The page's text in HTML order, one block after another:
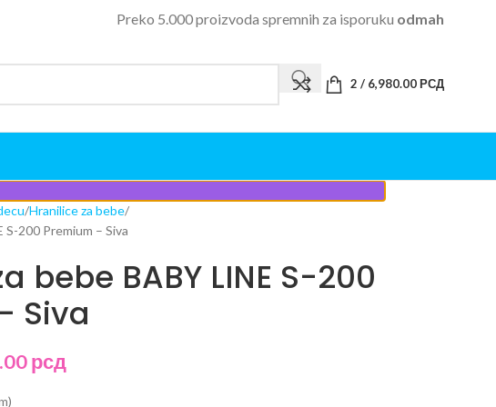
Preko 5.000 proizvoda spremnih za isporuku odmah
2 / 6,980.00РСД
Hranilice za bebe
S-200 Premium – Siva
bebe BABY LINE S-200
Siva
рсд